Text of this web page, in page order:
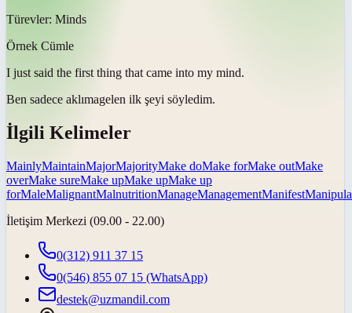
Türevler: Minds
Örnek Cümle
I just said the first thing that came into my mind.
Ben sadece aklımagelen ilk şeyi söyledim.
İlgili Kelimeler
MainlyMaintainMajorMajorityMake doMake forMake outMake
overMake sureMake upMake upMake up
forMaleMalignantMalnutritionManageManagementManifest
İletişim Merkezi (09.00 - 22.00)
0(312) 911 37 15
0(546) 855 07 15 (WhatsApp)
destek@uzmandil.com